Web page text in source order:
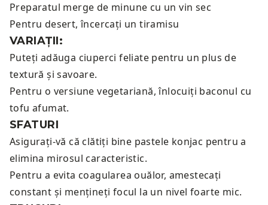
Preparatul merge de minune cu un vin sec
Pentru desert, încercați un tiramisu
VARIAȚII:
Puteți adăuga ciuperci feliate pentru un plus de
textură și savoare.
Pentru o versiune vegetariană, înlocuiți baconul cu
tofu afumat.
SFATURI
Asigurați-vă că clătiți bine pastele konjac pentru a
elimina mirosul caracteristic.
Pentru a evita coagularea ouălor, amestecați
constant și mențineți focul la un nivel foarte mic.